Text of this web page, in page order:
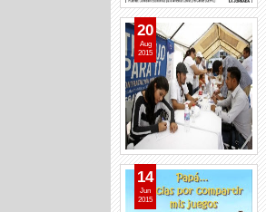
20
Aug
2015
14
Jun
2015